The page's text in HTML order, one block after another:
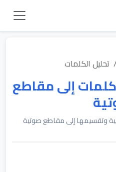
تحليل الكلمات
إلى مقاطع
وتقسيمها إلى مقاطع صوتية